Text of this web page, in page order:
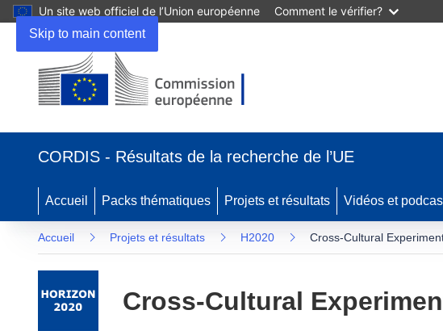
Skip to main content
Un site web officiel de l’Union européenne Comment le vérifier?
CORDIS - Résultats de la recherche de l’UE
Accueil Packs thématiques Projets et résultats Vidéos et
Accueil Projets et résultats H2020 Cross-Cultural
Cross-Cultural